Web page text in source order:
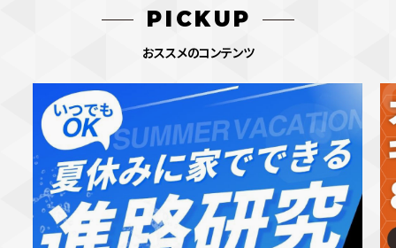
PICKUP
おススメのコンテンツ